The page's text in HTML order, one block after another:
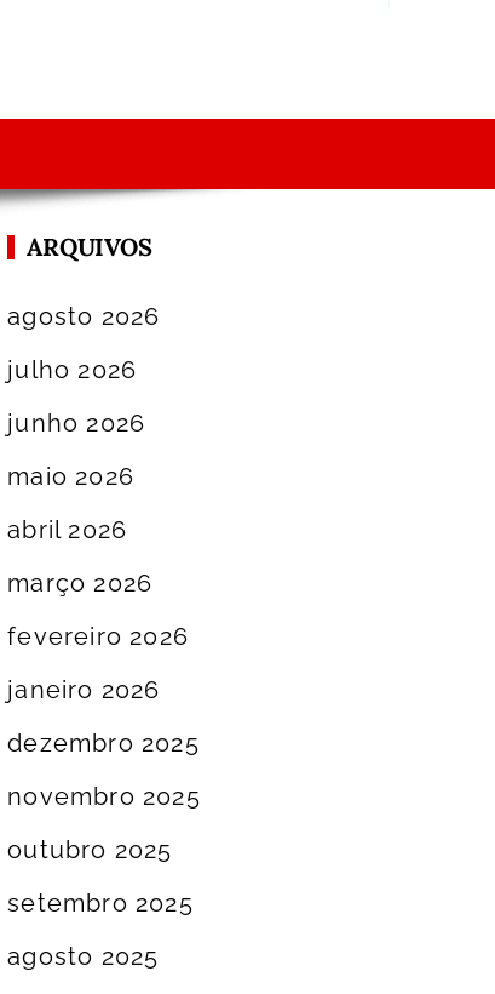
ARQUIVOS
agosto 2026
julho 2026
junho 2026
maio 2026
abril 2026
março 2026
fevereiro 2026
janeiro 2026
dezembro 2025
novembro 2025
outubro 2025
setembro 2025
agosto 2025